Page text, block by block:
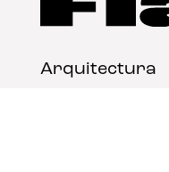
Arquitectura